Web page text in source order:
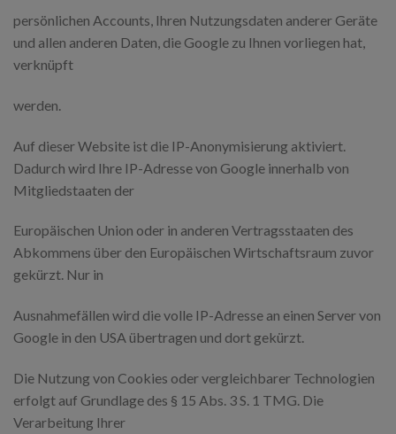
persönlichen Accounts, Ihren Nutzungsdaten anderer Geräte
und allen anderen Daten, die Google zu Ihnen vorliegen hat,
verknüpft
werden.
Auf dieser Website ist die IP-Anonymisierung aktiviert.
Dadurch wird Ihre IP-Adresse von Google innerhalb von
Mitgliedstaaten der
Europäischen Union oder in anderen Vertragsstaaten des
Abkommens über den Europäischen Wirtschaftsraum zuvor
gekürzt. Nur in
Ausnahmefällen wird die volle IP-Adresse an einen Server von
Google in den USA übertragen und dort gekürzt.
Die Nutzung von Cookies oder vergleichbarer Technologien
erfolgt auf Grundlage des § 15 Abs. 3 S. 1 TMG. Die
Verarbeitung Ihrer